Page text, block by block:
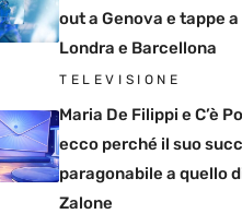
out a Genova e tappe
Londra e Barcellona
TELEVISIONE
Maria De Filippi e C’è
ecco perché il suo
paragonabile a quello
Zalone